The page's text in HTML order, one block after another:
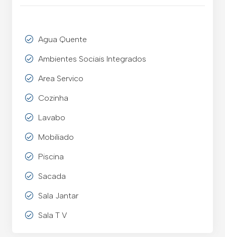
Agua Quente
Ambientes Sociais Integrados
Area Servico
Cozinha
Lavabo
Mobiliado
Piscina
Sacada
Sala Jantar
Sala T V